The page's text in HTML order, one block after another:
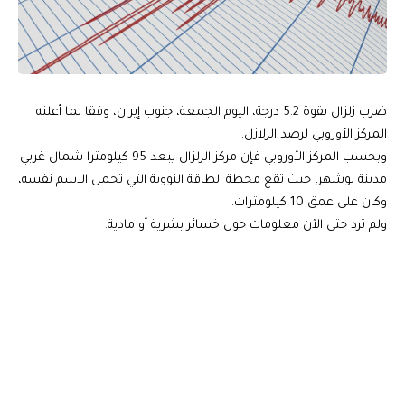
ضرب زلزال بقوة 5.2 درجة، اليوم الجمعة، جنوب إيران، وفقا لما أعلنه
المركز الأوروبي لرصد الزلازل.
وبحسب المركز الأوروبي فإن مركز الزلزال يبعد 95 كيلومترا شمال غربي
مدينة بوشهر، حيث تقع محطة الطاقة النووية التي تحمل الاسم نفسه،
وكان على عمق 10 كيلومترات.
ولم ترد حتى الآن معلومات حول خسائر بشرية أو مادية.